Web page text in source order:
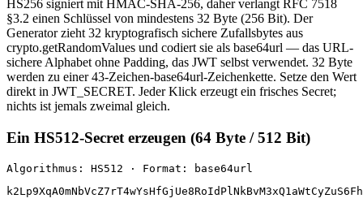
HS256 signiert mit HMAC-SHA-256, daher verlangt RFC 7518
§3.2 einen Schlüssel von mindestens 32 Byte (256 Bit). Der
Generator zieht 32 kryptografisch sichere Zufallsbytes aus
crypto.getRandomValues und codiert sie als base64url — das URL-
sichere Alphabet ohne Padding, das JWT selbst verwendet. 32 Byte
werden zu einer 43-Zeichen-base64url-Zeichenkette. Setze den Wert
direkt in JWT_SECRET. Jeder Klick erzeugt ein frisches Secret;
nichts ist jemals zweimal gleich.
Ein HS512-Secret erzeugen (64 Byte / 512 Bit)
Algorithmus: HS512 · Format: base64url